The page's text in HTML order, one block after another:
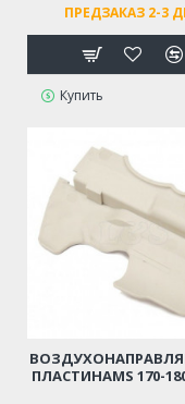
ПРЕДЗАКАЗ 2-3
Купить
ПЛАСТИНАMS 170-